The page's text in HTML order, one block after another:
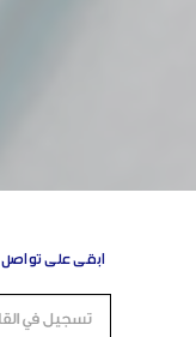
ابقى على تواصل